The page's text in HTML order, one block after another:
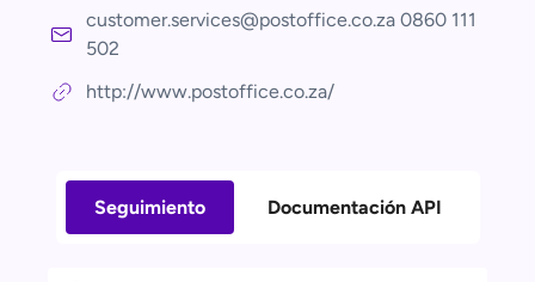
customer.services@postoffice.co.za 0860 111
502
http://www.postoffice.co.za/
Seguimiento Documentación API